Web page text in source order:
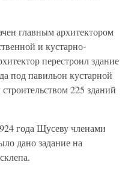
главным архитектором
и кустарно-
перестроил здание
под павильон кустарной
225 зданий
года Щусеву членами
дано задание на